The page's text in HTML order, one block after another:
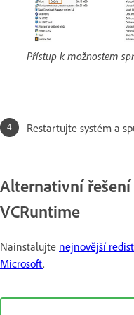
Přístup k možnostem
Restartujte systém a
Alternativní
VCRuntime
Nainstalujte nejnovější
Microsoft.